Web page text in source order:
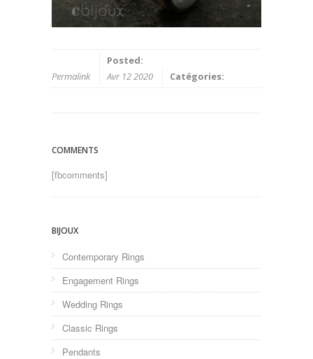
Permalink
Posted:
Avr 12 2020
Catégories:
COMMENTS
[fbcomments]
BIJOUX
Contemporary Rings
Engagement Rings
Wedding Rings
Classic Rings
Pendants